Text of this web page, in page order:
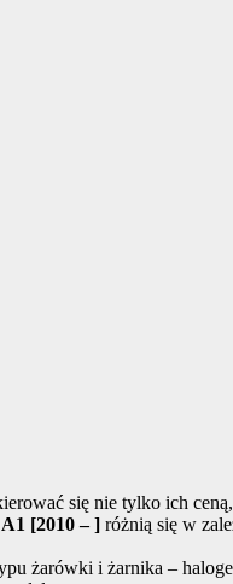
się nie tylko ich
[2010 – ] różnią się w
żarówki i żarnika –